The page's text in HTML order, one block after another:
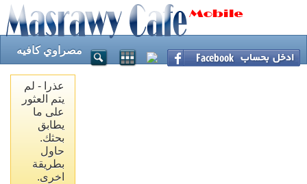
مصراوي كافيه
عذرا - لم
يتم العثور
على ما
يطابق
بحثك.
حاول
بطريقة
اخرى.